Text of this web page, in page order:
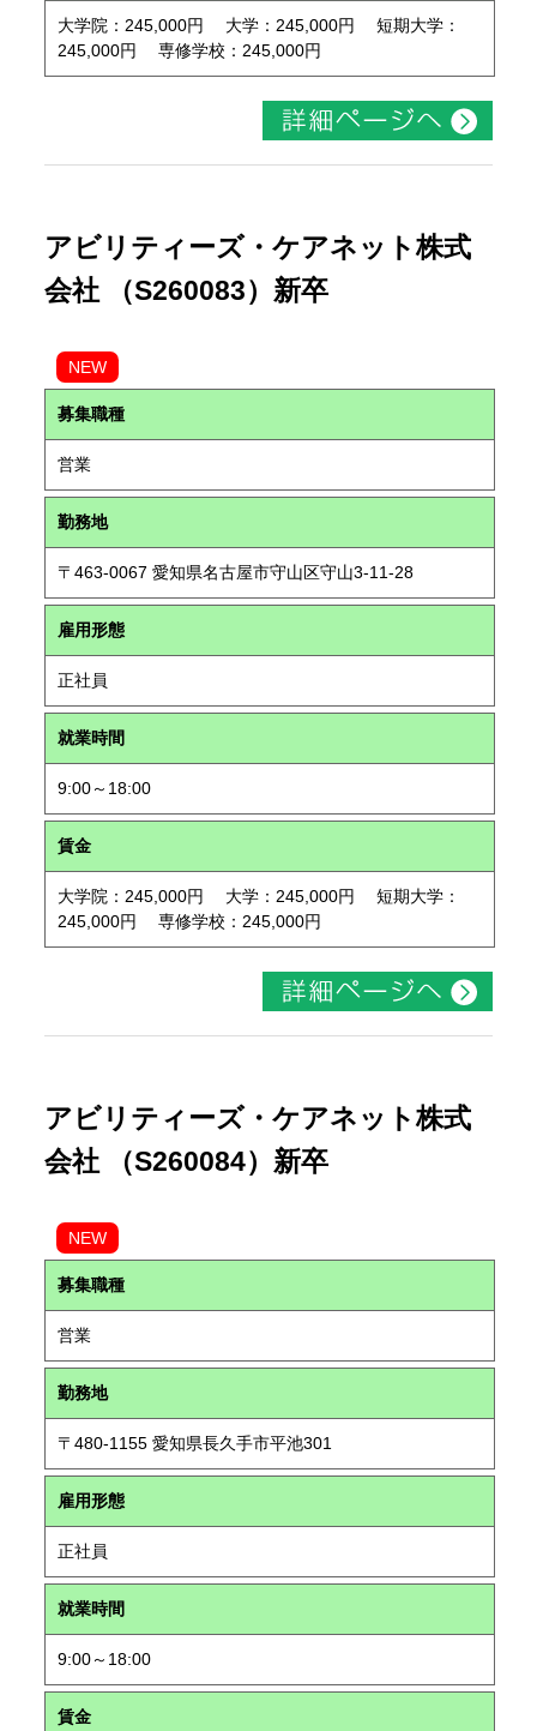
大学院：245,000円 大学：245,000円 短期大学：
245,000円 専修学校：245,000円
アビリティーズ・ケアネット株式
会社 （S260083）新卒
NEW
募集職種
営業
勤務地
〒463-0067 愛知県名古屋市守山区守山3-11-28
雇用形態
正社員
就業時間
9:00～18:00
賃金
大学院：245,000円 大学：245,000円 短期大学：
245,000円 専修学校：245,000円
アビリティーズ・ケアネット株式
会社 （S260084）新卒
NEW
募集職種
営業
勤務地
〒480-1155 愛知県長久手市平池301
雇用形態
正社員
就業時間
9:00～18:00
賃金